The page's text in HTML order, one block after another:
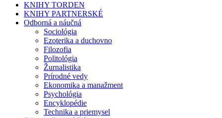
KNIHY TORDEN
KNIHY PARTNERSKÉ
Odborná a náučná
Sociológia
Ezoterika a duchovno
Filozofia
Politológia
Žurnalistika
Prírodné vedy
Ekonomika a manažment
Psychológia
Encyklopédie
Technika a priemysel